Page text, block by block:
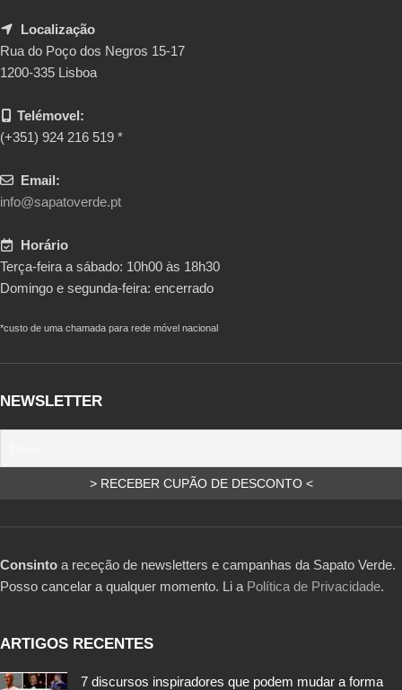
Localização
Rua do Poço dos Negros 15-17
1200-335 Lisboa
Telémovel:
(+351) 924 216 519 *
Email:
info@sapatoverde.pt
Horário
Terça-feira a sábado: 10h00 às 18h30
Domingo e segunda-feira: encerrado
*custo de uma chamada para rede móvel nacional
NEWSLETTER
Consinto a receção de newsletters e campanhas da Sapato Verde.
Posso cancelar a qualquer momento. Li a Política de Privacidade.
ARTIGOS RECENTES
7 discursos inspiradores que podem mudar a forma